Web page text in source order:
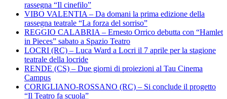
rassegna “Il cinefilo”
VIBO VALENTIA – Da domani la prima edizione della
rassegna teatrale “La forza del sorriso”
REGGIO CALABRIA – Ernesto Orrico debutta con “Hamlet
in Pieces” sabato a Spazio Teatro
LOCRI (RC) – Luca Ward a Locri il 7 aprile per la stagione
teatrale della locride
RENDE (CS) – Due giorni di proiezioni al Tau Cinema
Campus
CORIGLIANO-ROSSANO (RC) – Si conclude il progetto
“Il Teatro fa scuola”